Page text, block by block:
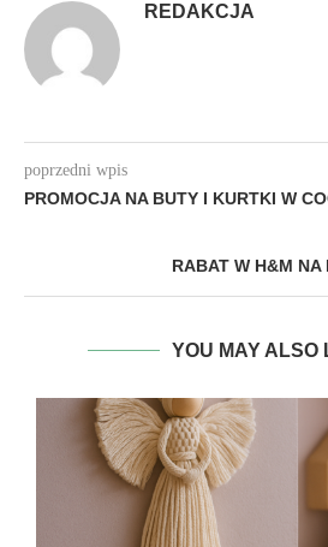
REDAKCJA
poprzedni wpis
PROMOCJA NA BUTY I KURTKI W
RABAT W H&M NA
YOU MAY ALSO